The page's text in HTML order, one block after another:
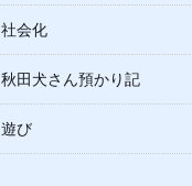
社会化
秋田犬さん預かり記
遊び